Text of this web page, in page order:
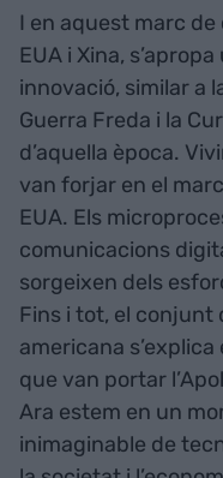
I en aquest marc
EUA i Xina,
innovació, similar a
Guerra Freda i la
d’aquella època.
van forjar en el
EUA. Els
comunicacions
sorgeixen dels
Fins i tot, el conjunt
americana
que van portar
Ara estem en un
inimaginable de